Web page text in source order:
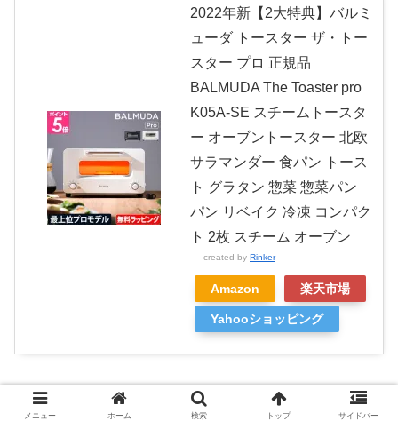
2022年新【2大特典】バルミ
ューダ トースター ザ・トー
スター プロ 正規品
BALMUDA The Toaster pro
K05A-SE スチームトースタ
ー オーブントースター 北欧
サラマンダー 食パン トース
ト グラタン 惣菜 惣菜パン
パン リベイク 冷凍 コンパク
ト 2枚 スチーム オーブン
created by Rinker
Amazon 楽天市場
Yahooショッピング
K05A BALMUDA The Toaster
ホワイト 2020年9月
発売はこちら▼
メニュー ホーム 検索 トップ サイドバー